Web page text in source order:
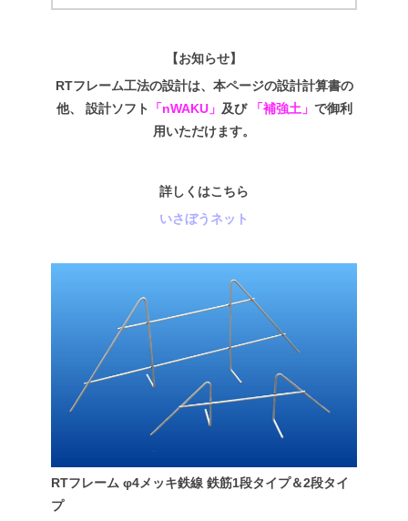
【お知らせ】
RTフレーム工法の設計は、本ページの設計計算書の
他、 設計ソフト
「nWAKU」 及び 「補強土」 で御利
用いただけます。
詳しくはこちら
いさぼうネット
RTフレーム φ4メッキ鉄線 鉄筋1段タイプ＆2段タイ
プ